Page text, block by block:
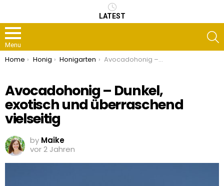
LATEST
Menu
You are here:
Home Honig Honigarten Avocadohonig – Dunkel, exotisch und überraschend vielseitig
Avocadohonig – Dunkel,
exotisch und überraschend
vielseitig
by Maike
vor 2 Jahren